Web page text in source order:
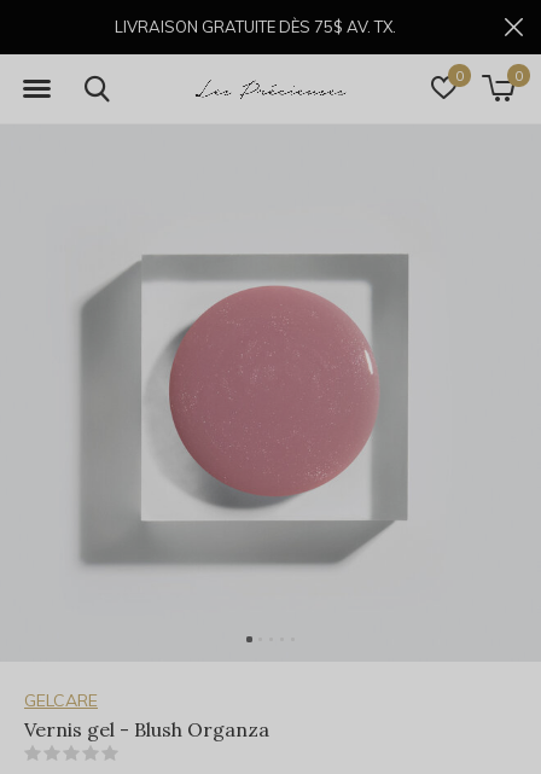
0 0
LIVRAISON GRATUITE DÈS 75$ AV. TX.
GELCARE
Vernis gel - Blush Organza